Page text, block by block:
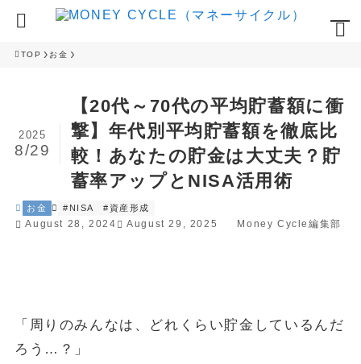
TOP お金
【20代～70代の平均貯蓄額に衝
撃】年代別平均貯蓄額を徹底比
較！あなたの貯金は大丈夫？貯
蓄率アップとNISA活用術
2025
8/29
お金 #NISA #資産形成
August 28, 2024 August 29, 2025 Money Cycle編集部
「周りのみんなは、どれくらい貯金しているんだ
ろう…？」